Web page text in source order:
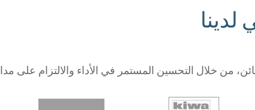
من خلال التحسين المستمر في الأداء والالتزام على مدار 360